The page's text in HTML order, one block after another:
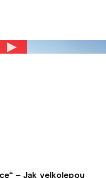
– Jak velkolepou